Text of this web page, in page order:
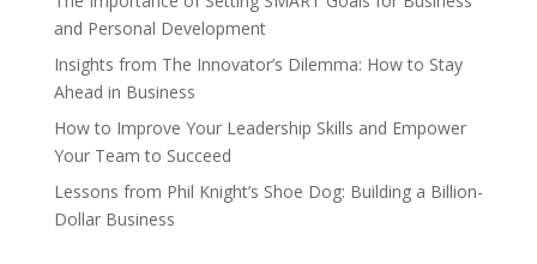
and Personal Development
Insights from The Innovator’s Dilemma: How to Stay
Ahead in Business
How to Improve Your Leadership Skills and Empower
Your Team to Succeed
Lessons from Phil Knight’s Shoe Dog: Building a Billion-
Dollar Business